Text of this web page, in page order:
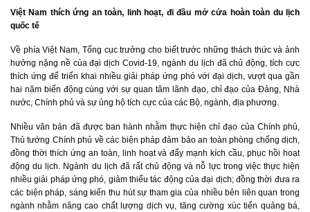
Việt Nam thích ứng an toàn, linh hoạt, đi đầu mở cửa hoàn toàn du lịch
quốc tế
Về phía Việt Nam, Tổng cục trưởng cho biết trước những thách thức và ảnh
hưởng nặng nề của đại dịch Covid-19, ngành du lịch đã chủ động, tích cực
thích ứng để triển khai nhiều giải pháp ứng phó với đại dịch, vượt qua gần
hai năm biến động cùng với sự quan tâm lãnh đạo, chỉ đạo của Đảng, Nhà
nước, Chính phủ và sự ủng hộ tích cực của các Bộ, ngành, địa phương.
Nhiều văn bản đã được ban hành nhằm thực hiện chỉ đạo của Chính phủ,
Thủ tướng Chính phủ về các biện pháp đảm bảo an toàn phòng chống dịch,
đồng thời thích ứng an toàn, linh hoạt và đẩy mạnh kích cầu, phục hồi hoạt
động du lịch. Ngành du lịch đã rất chủ động và nỗ lực trong việc thực hiện
nhiều giải pháp ứng phó, giảm thiểu tác động của đại dịch; đồng thời đưa ra
các biện pháp, sáng kiến thu hút sự tham gia của nhiều bên liên quan trong
ngành nhằm nâng cao chất lượng dịch vụ, tăng cường xúc tiến quảng bá,